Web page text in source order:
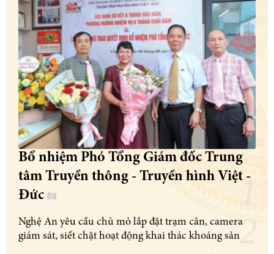
Bổ nhiệm Phó Tổng Giám đốc Trung
tâm Truyền thông - Truyền hình Việt -
Đức
Nghệ An yêu cầu chủ mỏ lắp đặt trạm cân, camera
giám sát, siết chặt hoạt động khai thác khoáng sản